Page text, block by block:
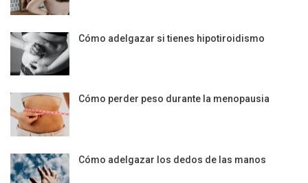
Cómo adelgazar si tienes hipotiroidismo
Cómo perder peso durante la menopausia
Cómo adelgazar los dedos de las manos